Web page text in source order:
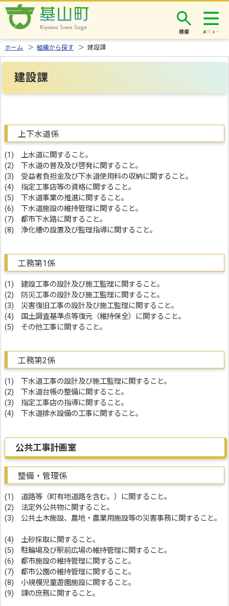
検索
ホーム ＞組織から探す ＞ 建設課
建設課
上下水道係
(1) 上水道に関すること。
(2) 下水道の普及及び啓発に関すること。
(3) 受益者負担金及び下水道使用料の収納に関すること。
(4) 指定工事店等の資格に関すること。
(5) 下水道事業の推進に関すること。
(6) 下水道施設の維持管理に関すること。
(7) 都市下水路に関すること。
(8) 浄化槽の設置及び監理指導に関すること。
工務第1係
(1) 建設工事の設計及び施工監理に関すること。
(2) 防災工事の設計及び施工監理に関すること。
(3) 災害復旧工事の設計及び施工監理に関すること。
(4) 国土調査基準点等復元（維持保全）に関すること。
(5) その他工事に関すること。
工務第2係
(1) 下水道工事の設計及び施工監理に関すること。
(2) 下水道台帳の整備に関すること。
(3) 指定工事店の指導に関すること。
(4) 下水道排水設備の工事に関すること。
公共工事計画室
整備・管理係
(1) 道路等（町有地道路を含む。）に関すること。
(2) 法定外公共物に関すること。
(3) 公共土木施設、農地・農業用施設等の災害事務に関すること。
(4) 土砂採取に関すること。
(5) 駐輪場及び駅前広場の維持管理に関すること。
(6) 都市施設の維持管理に関すること。
(7) 都市公園の維持管理に関すること。
(8) 小規模児童遊園施設に関すること。
(9) 課の庶務に関すること。